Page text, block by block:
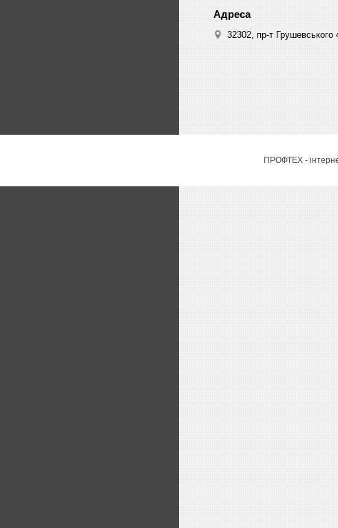
32302, пр-т Грушевського